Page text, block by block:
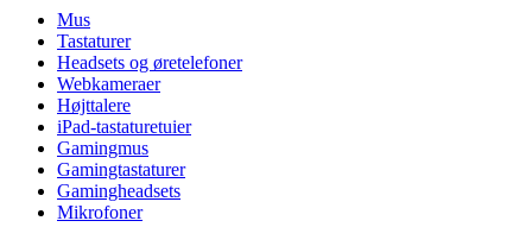
Mus
Tastaturer
Headsets og øretelefoner
Webkameraer
Højttalere
iPad-tastaturetuier
Gamingmus
Gamingtastaturer
Gamingheadsets
Mikrofoner